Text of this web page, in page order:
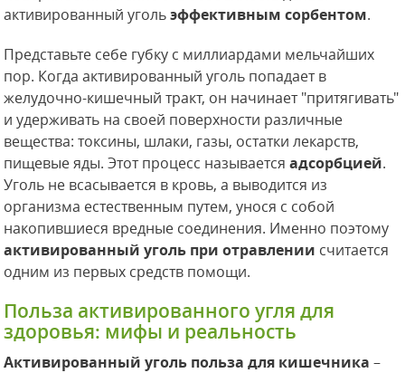
активированный угольэффективным сорбентом.
Представьте себе губку с миллиардами мельчайших
пор. Когда активированный уголь попадает в
желудочно-кишечный тракт, он начинает "притягивать"
и удерживать на своей поверхности различные
вещества: токсины, шлаки, газы, остатки лекарств,
пищевые яды. Этот процесс называетсяадсорбцией.
Уголь не всасывается в кровь, а выводится из
организма естественным путем, унося с собой
накопившиеся вредные соединения. Именно поэтому
активированный уголь при отравлении считается
одним из первых средств помощи.
Польза активированного угля для
здоровья: мифы и реальность
Активированный уголь польза для кишечника –